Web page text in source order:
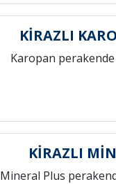
KİRAZLI
Karopan
KİRAZLI
Mineral Plus